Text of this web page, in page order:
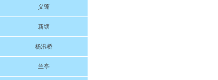
义蓬
新塘
杨汛桥
兰亭